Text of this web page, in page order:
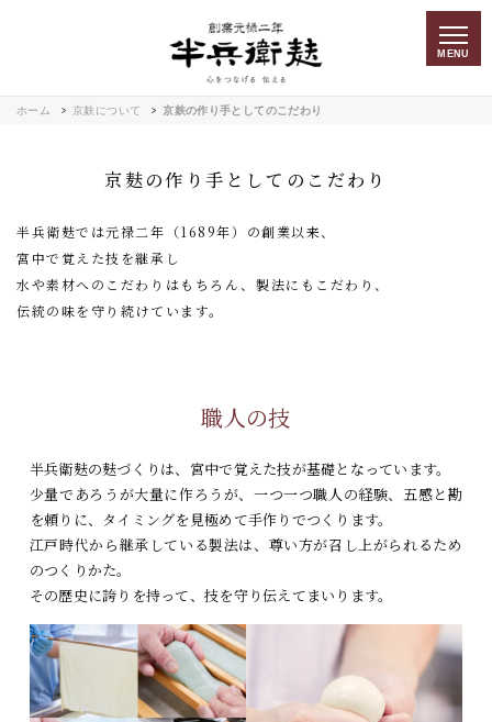
MENU
ホーム 京麸について 京麸の作り手としてのこだわり
京麸の作り手としてのこだわり
半兵衛麸では元禄二年（1689年）の創業以来、
宮中で覚えた技を継承し
水や素材へのこだわりはもちろん、製法にもこだわり、
伝統の味を守り続けています。
職人の技
半兵衛麸の麸づくりは、宮中で覚えた技が基礎となっています。
少量であろうが大量に作ろうが、一つ一つ職人の経験、五感と勘
を頼りに、タイミングを見極めて手作りでつくります。
江戸時代から継承している製法は、 尊い方が召し上がられるため
のつくりかた。
その歴史に誇りを持って、技を守り伝えてまいります。